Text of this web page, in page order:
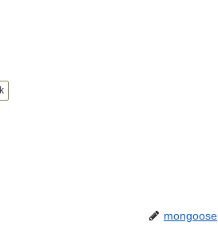
mongoose